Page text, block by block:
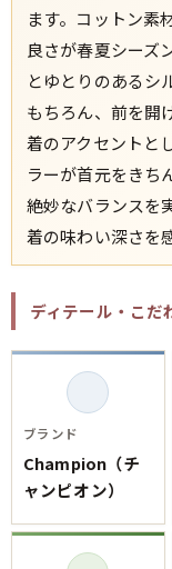
ます。コットン素
良さが春夏シーズ
とゆとりのあるシ
もちろん、前を開
着のアクセントと
ラーが首元をきち
絶妙なバランスを
着の味わい深さを
ディテール・こだ
ブランド
Champion（チ
ャンピオン）